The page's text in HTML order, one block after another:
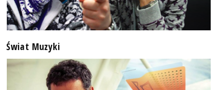
Świat Muzyki